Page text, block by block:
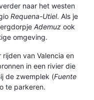
naar het westen
Requena-Utiel. Als je
Ademuz ook
omgeving.
rijden van Valencia en
in een rivier die
de zwemplek (Fuente
te parkeren.